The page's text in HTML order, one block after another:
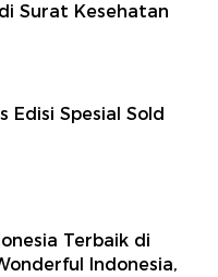
Surat Kesehatan
Edisi Spesial Sold
Terbaik di
Indonesia,